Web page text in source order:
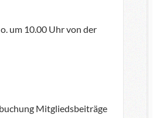
um 10.00 Uhr von der
Mitgliedsbeiträge